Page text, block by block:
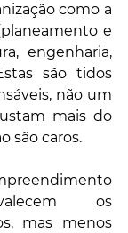
como a
e
engenharia,
são tidos
não um
mais do
são caros.
os
mas menos